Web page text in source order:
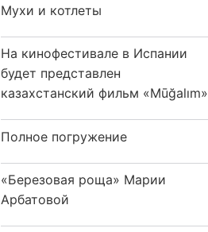
Мухи и котлеты
На кинофестивале в Испании
будет представлен
казахстанский фильм «Mūğalım»
Полное погружение
«Березовая роща» Марии
Арбатовой